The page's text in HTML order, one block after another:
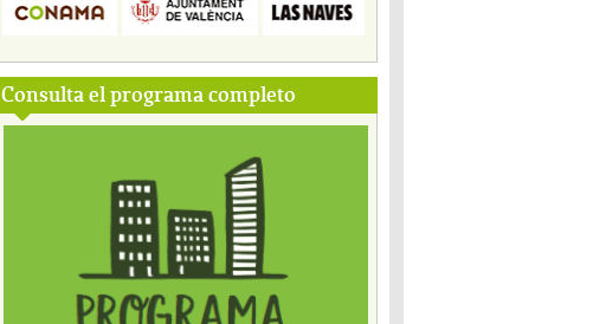
Consulta el programa completo